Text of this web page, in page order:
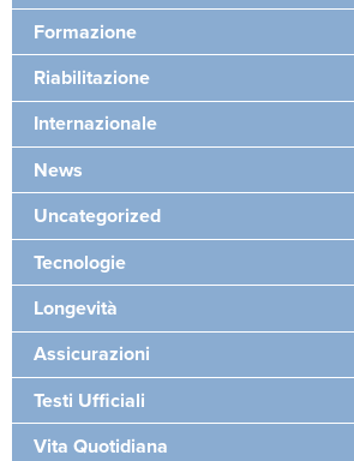
Formazione
Riabilitazione
Internazionale
News
Uncategorized
Tecnologie
Longevità
Assicurazioni
Testi Ufficiali
Vita Quotidiana